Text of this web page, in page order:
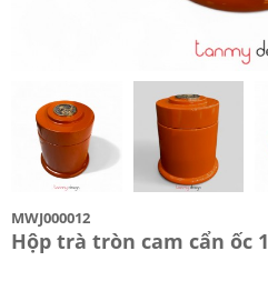
MWJ000012
Hộp trà tròn cam cẩn ốc